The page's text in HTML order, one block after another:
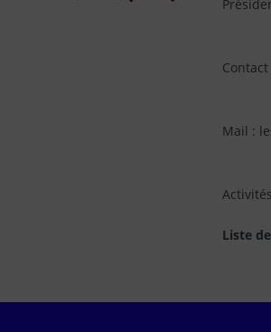
Mail :
Liste